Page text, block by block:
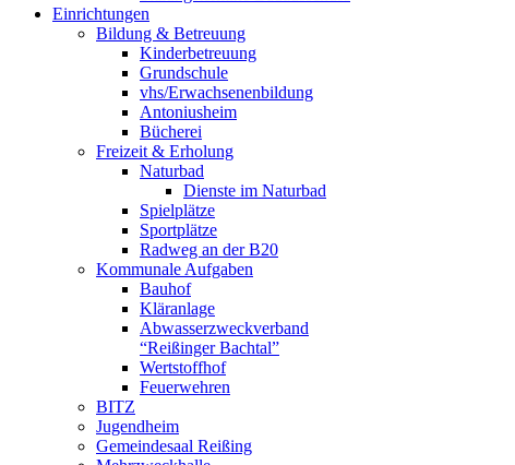
Einrichtungen
Bildung & Betreuung
Kinderbetreuung
Grundschule
vhs/Erwachsenenbildung
Antoniusheim
Bücherei
Freizeit & Erholung
Naturbad
Dienste im Naturbad
Spielplätze
Sportplätze
Radweg an der B20
Kommunale Aufgaben
Bauhof
Kläranlage
Abwasserzweckverband
“Reißinger Bachtal”
Wertstoffhof
Feuerwehren
BITZ
Jugendheim
Gemeindesaal Reißing